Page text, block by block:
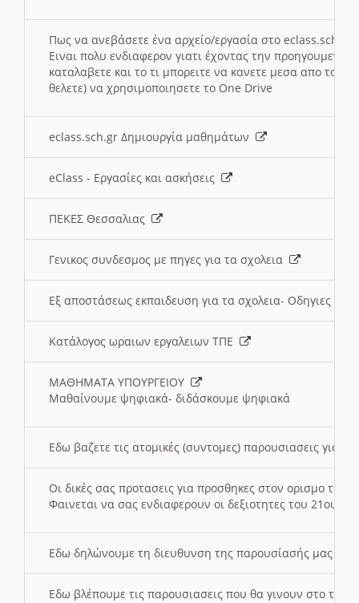
Πως να ανεβάσετε ένα αρχείο/εργασία στο eclass.sch.gr
Ειναι πολυ ενδιαφερον γιατι έχοντας την
καταλαβετε και το τι μπορειτε να κανετε μεσα απο το
θελετε) να χρησιμοποιησετε το One Drive
eclass.sch.gr Δημιουργία μαθημάτων
eClass - Εργασίες και ασκήσεις
ΠΕΚΕΣ Θεσσαλιας
Γενικος συνδεσμος με πηγες για τα σχολεια
Εξ αποστάσεως εκπαιδευση για τα σχολεια- Οδηγιες
Κατάλογος ωραιων εργαλειων ΤΠΕ
ΜΑΘΗΜΑΤΑ ΥΠΟΥΡΓΕΙΟΥ
Μαθαίνουμε ψηφιακά- διδάσκουμε ψηφιακά
Εδω βαζετε τις ατομικές (συντομες) παρουσιασεις για
Οι δικές σας προτασεις για προσθηκες στον ορισμο
Φαινεται να σας ενδιαφερουν οι δεξιοτητες του 21ου
Εδω δηλώνουμε τη διευθυνση της παρουσίασής μας
Εδω βλέπουμε τις παρουσιασεις που θα γινουν στο